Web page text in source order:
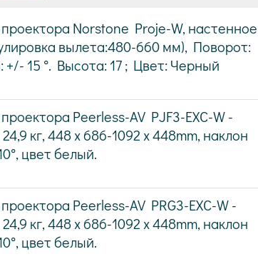
Norstone Proje-W, настенное
вылета:480-660 мм), Поворот:
+/- 15 °. Высота: 17 ; Цвет: Черный
Peerless-AV PJF3-EXC-W -
кг, 448 x 686-1092 x 448mm, наклон
цвет белый.
Peerless-AV PRG3-EXC-W -
кг, 448 x 686-1092 x 448mm, наклон
цвет белый.